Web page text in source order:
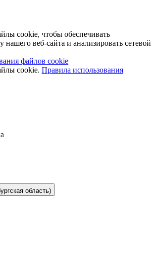
cookie, чтобы обеспечивать
нашего веб-сайта и анализировать сетевой
файлов cookie
cookie. Правила использования
область)